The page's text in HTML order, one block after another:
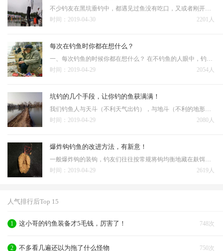
不少钓友在黑坑垂钓中，都遇见过鱼没有吃口，又或者刚开始有鱼口，而后突然就停口了的情况。经大致总结后发现，多半是下面几种原因： 1、鱼吃的已经相对饱和，这个时候，鱼会突然集体出现停口。此时建议将线组放小一点，饵料
2201人
时间：2019-04-30
每次在钓鱼时你都在想什么？
一、每次钓鱼的时候你都在想什么？ 在不钓鱼的人眼中，钓鱼可以磨练性子，钓鱼人有大把的时间思考人生。可是，钓鱼人处于放空一切感受生命美好宁静的状态之余还在想些什么？下竿的时候不知道会钓上什么鱼，是大是小，甚至能不
2054人
时间：2019-04-29
坑钓的几个手段，让你钓的鱼获满满！
我们钓鱼人与天斗（不利天气出钓），与地斗（不利的地形和钓位）都不算太大的乐子，但是与黑坑老板斗可谓是其乐无穷。钓鱼人进阶高手的一个重要标志就是把黑坑老板钓的脸黑；进阶大师的标志就是彻底进入黑坑的黑名单。 黑坑大
2080人
时间：2019-04-29
爆炸钩钓鱼的改进方法，有新意！
一般爆炸钩的装钩，钓友们往往按常规将钩均衡地藏在麸饵里形成鸡蛋大的一陀打入水中，有的也在中间那线较长的一钩上挂上一段蚯蚓。二是，装钩时留三个钩不嵌入饵料中，这三钩加上中间那线较长的钩挂上蚯蚓即可。 …
2619人
时间：2019-04-29
人气排行后Top 15
748次
1 这小哥的钓鱼装备才5毛钱，厉害了！
750次
2 不多看几遍还以为拖了什么怪物